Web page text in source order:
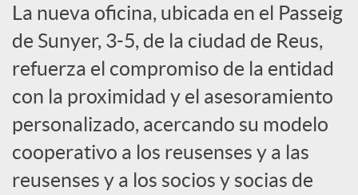
s
S
o
c
La nueva oficina, ubicada en el Passeig
de Sunyer, 3-5, de la ciudad de Reus,
refuerza el compromiso de la entidad
con la proximidad y el asesoramiento
personalizado, acercando su modelo
cooperativo a los reusenses y a las
reusenses y a los socios y socias de